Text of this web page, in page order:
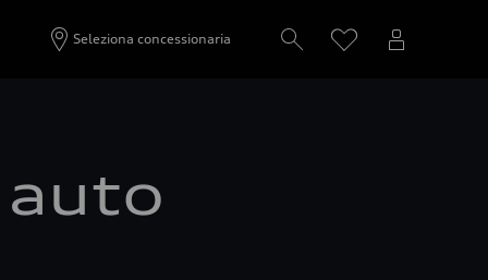
Seleziona concessionaria